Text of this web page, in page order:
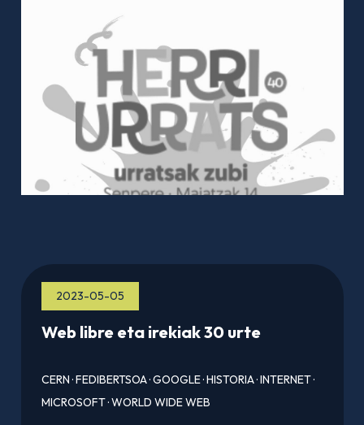
2023-05-05
Web libre eta irekiak 30 urte
CERN·FEDIBERTSOA·GOOGLE·HISTORIA·INTERNET·
MICROSOFT·WORLD WIDE WEB